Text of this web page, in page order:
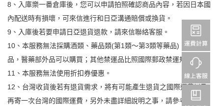
8、入庫樂一番倉庫後，您可以申請拍照確認商品內容，若因日本國
內配送時有損壞，可來信進行和日亞溝通賠償或換貨。
9、入庫後若要申請日亞退貨退款，請來信聯絡客服。
10、本服務無法採購酒類、藥品類(第1類～第3類等藥品)、虛擬商
品，醫藥部外品可以購買；其他禁運品比照國際郵政禁運規則。
11、本服務無法使用折扣券優惠。
12、台灣收貨後若有退貨需求，將有可能產生退貨之國際運費以及
再寄一次台灣的國際運費，另外未盡詳細說明之事，請參考退貨注